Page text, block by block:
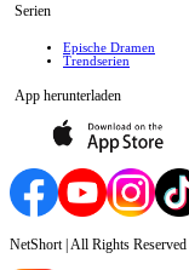
Serien
Epische Dramen
Trendserien
App herunterladen
NetShort | All Rights Reserved |